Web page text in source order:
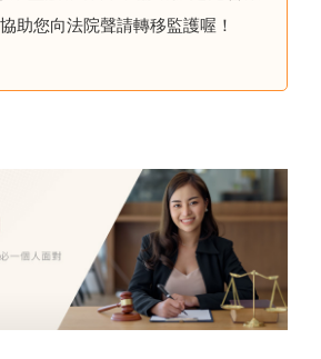
助您向法院聲請轉移監護喔！